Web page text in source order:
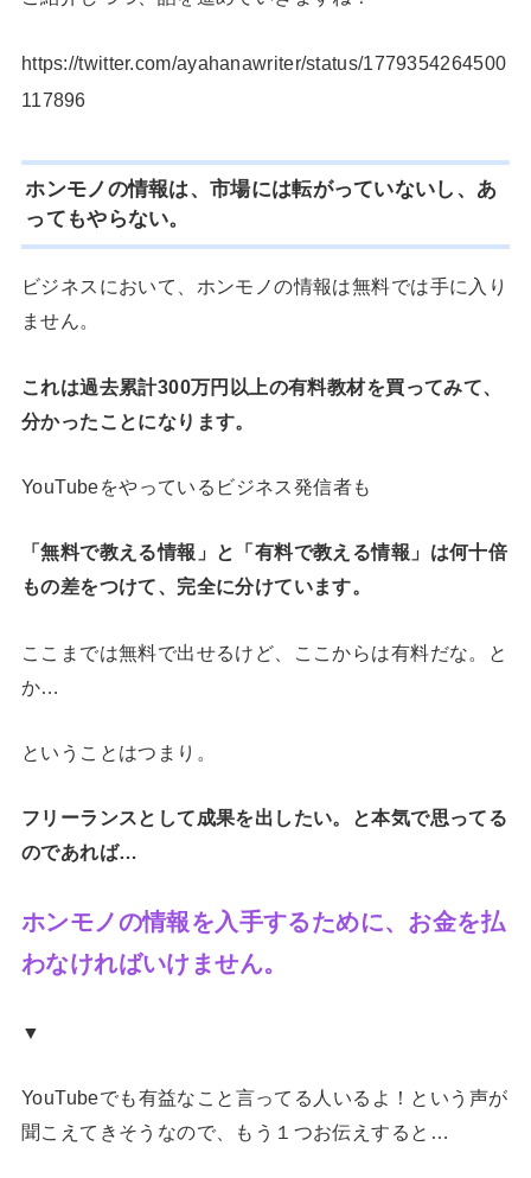
https://twitter.com/ayahanawriter/status/1779354264500
117896
ホンモノの情報は、市場には転がっていないし、あ
ってもやらない。
ビジネスにおいて、ホンモノの情報は無料では手に入り
ません。
これは過去累計300万円以上の有料教材を買ってみて、
分かったことになります。
YouTubeをやっているビジネス発信者も
「無料で教える情報」と「有料で教える情報」は何十倍
もの差をつけて、完全に分けています。
ここまでは無料で出せるけど、ここからは有料だな。と
か…
ということはつまり。
フリーランスとして成果を出したい。と本気で思ってる
のであれば…
ホンモノの情報を入手するために、お金を払
わなければいけません。
▼
YouTubeでも有益なこと言ってる人いるよ！という声が
聞こえてきそうなので、もう１つお伝えすると…